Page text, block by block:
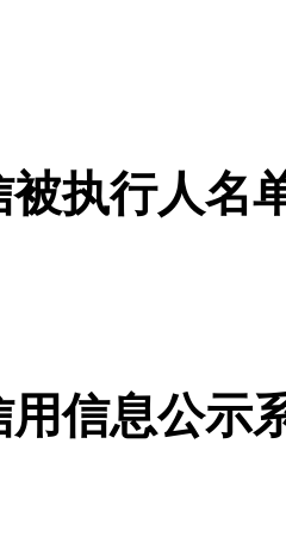
被执行人名
用信息公示